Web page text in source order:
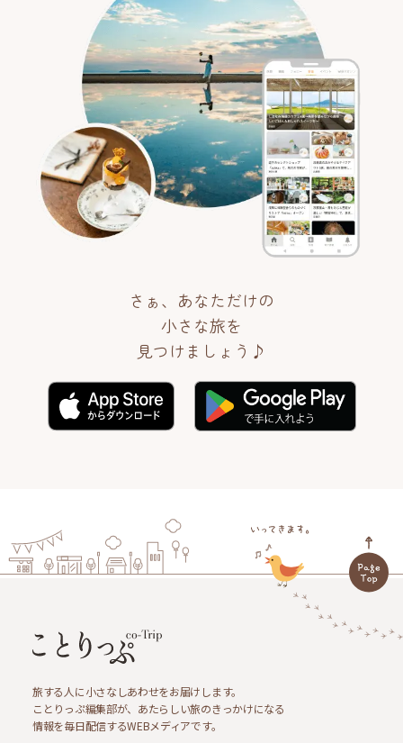
さぁ、あなただけの
小さな旅を
見つけましょう♪
旅する人に小さなしあわせをお届けします。
ことりっぷ編集部が、あたらしい旅のきっかけになる
情報を毎日配信するWEBメディアです。